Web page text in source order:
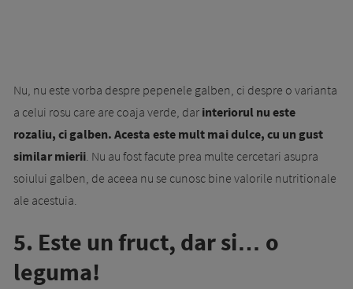
Nu, nu este vorba despre pepenele galben, ci despre o varianta
a celui rosu care are coaja verde, dar interiorul nu este
rozaliu, ci galben. Acesta este mult mai dulce, cu un gust
similar mierii. Nu au fost facute prea multe cercetari asupra
soiului galben, de aceea nu se cunosc bine valorile nutritionale
ale acestuia.
5. Este un fruct, dar si… o
leguma!